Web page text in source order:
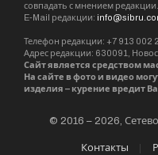
совпадать с мнением редакции.
E-Mail редакции:
Телефон редакции: +7 913 002
Адрес редакции: 630091,
Сайт является средством
На сайте в фото и видео
изделия – курение вредит
© 2016 – 2026,
Контакты